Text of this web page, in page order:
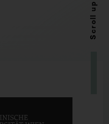
Scroll up